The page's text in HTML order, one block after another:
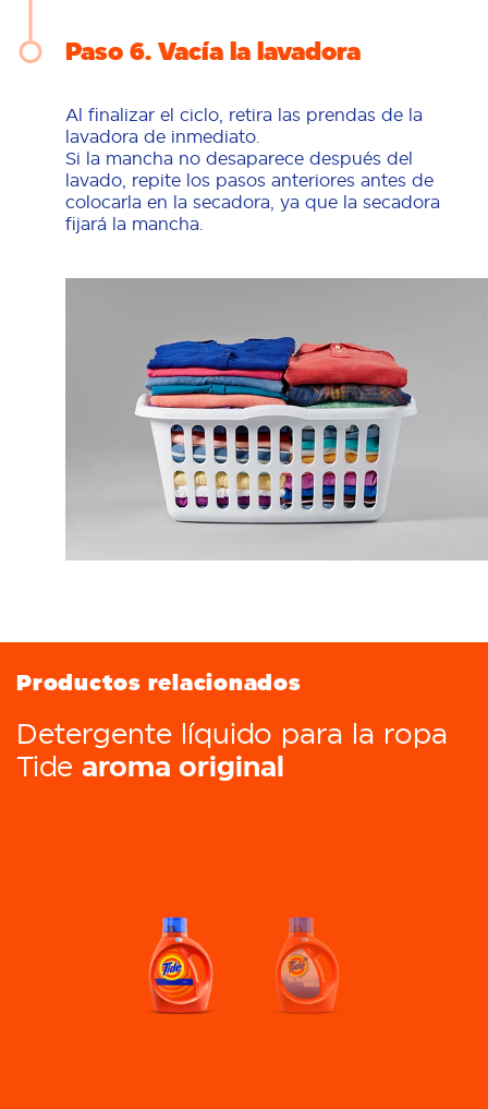
Paso 6 Vacía la lavadora
Al finalizar el ciclo, retira las prendas de la
lavadora de inmediato.
Si la mancha no desaparece después del
lavado, repite los pasos anteriores antes de
colocarla en la secadora, ya que la secadora
fijará la mancha.
Productos relacionados
Detergente líquido para la ropa
Tide aroma original